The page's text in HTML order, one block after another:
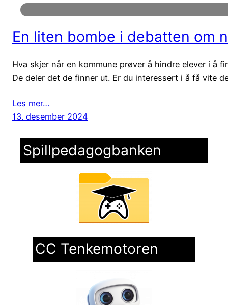
En liten bombe i debatten om
Hva skjer når en kommune prøver å hindre elever i å
De deler det de finner ut. Er du interessert i å få vite
Les mer…
13. desember 2024
Spillpedagogbanken
CC Tenkemotoren